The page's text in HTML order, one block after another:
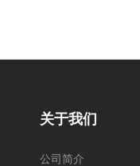
关于我们
公司简介